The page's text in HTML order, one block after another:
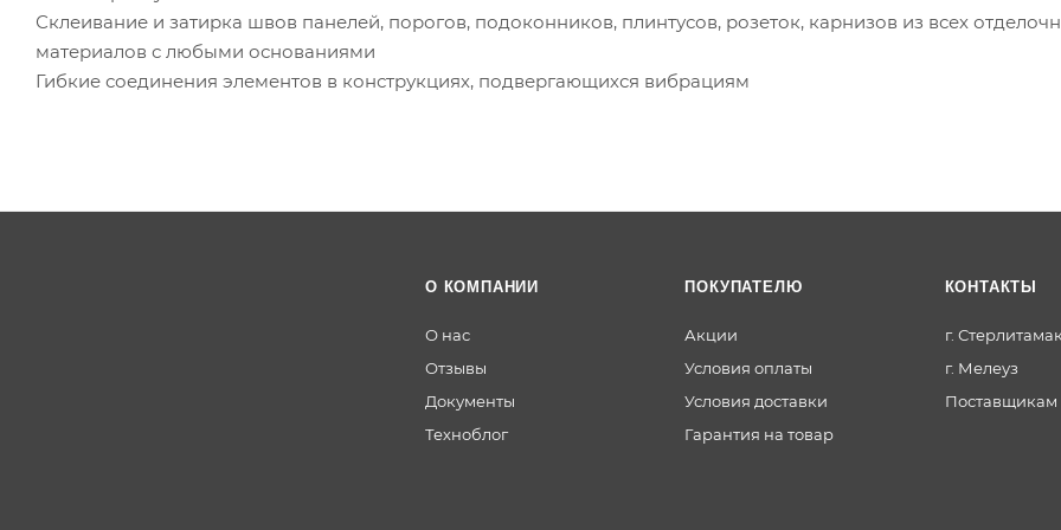
Склеивание и затирка швов панелей, порогов, подоконников, плинтусов, розеток, карнизов из всех
материалов с любыми основаниями
Гибкие соединения элементов в конструкциях, подвергающихся вибрациям
О КОМПАНИИ
О нас
Отзывы
Документы
Техноблог
ПОКУПАТЕЛЮ
Акции
Условия оплаты
Условия доставки
Гарантия на товар
КОНТАКТЫ
г. Стерлитамак
г. Мелеуз
Поставщикам